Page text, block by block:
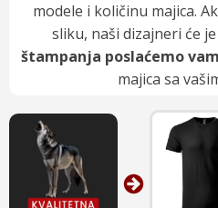
modele i količinu majica.
sliku, naši dizajneri će
štampanja poslaćemo
majica sa